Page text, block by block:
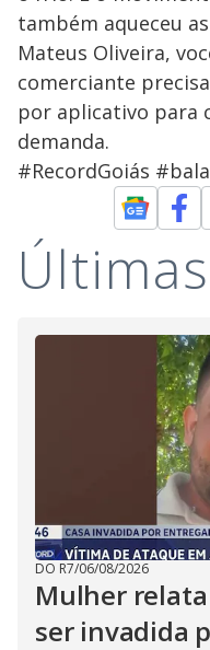
também aqueceu
Mateus Oliveira,
comerciante
por aplicativo para
demanda.
#RecordGoiás
Últimas
DO R7/06/08/2026
Mulher
ser invadida